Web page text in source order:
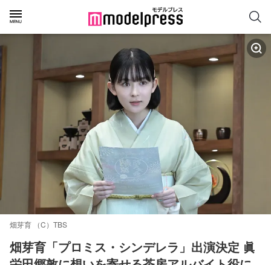
畑芽育 （C）TBS
畑芽育「プロミス・シンデレラ」出演決定 眞